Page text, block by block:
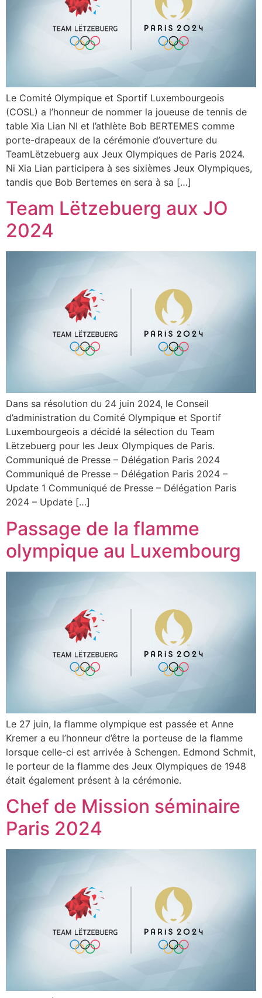
Le Comité Olympique et Sportif Luxembourgeois
(COSL) a l’honneur de nommer la joueuse de tennis de
table Xia Lian NI et l’athlète Bob BERTEMES comme
porte-drapeaux de la cérémonie d’ouverture du
TeamLëtzebuerg aux Jeux Olympiques de Paris 2024.
Ni Xia Lian participera à ses sixièmes Jeux Olympiques,
tandis que Bob Bertemes en sera à sa […]
Team Lëtzebuerg aux JO
2024
Dans sa résolution du 24 juin 2024, le Conseil
d’administration du Comité Olympique et Sportif
Luxembourgeois a décidé la sélection du Team
Lëtzebuerg pour les Jeux Olympiques de Paris.
Communiqué de Presse – Délégation Paris 2024
Communiqué de Presse – Délégation Paris 2024 –
Update 1 Communiqué de Presse – Délégation Paris
2024 – Update […]
Passage de la flamme
olympique au Luxembourg
Le 27 juin, la flamme olympique est passée et Anne
Kremer a eu l’honneur d’être la porteuse de la flamme
lorsque celle-ci est arrivée à Schengen. Edmond Schmit,
le porteur de la flamme des Jeux Olympiques de 1948
était également présent à la cérémonie.
Chef de Mission séminaire
Paris 2024